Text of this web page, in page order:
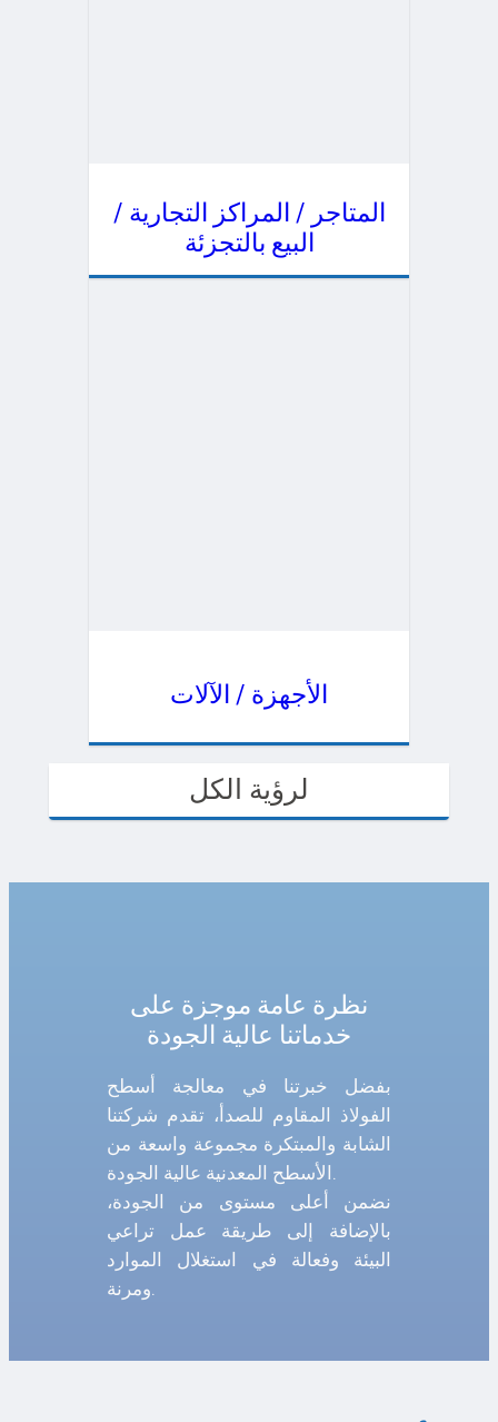
المتاجر / المراكز التجارية /
البيع بالتجزئة
الأجهزة / الآلات
لرؤية الكل
نظرة عامة موجزة على
خدماتنا عالية الجودة
بفضل خبرتنا في معالجة أسطح
الفولاذ المقاوم للصدأ، تقدم شركتنا
الشابة والمبتكرة مجموعة واسعة من
الأسطح المعدنية عالية الجودة.
نضمن أعلى مستوى من الجودة،
بالإضافة إلى طريقة عمل تراعي
البيئة وفعالة في استغلال الموارد
ومرنة.